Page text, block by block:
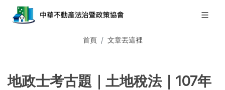
首頁 文章丟這裡
地政士考古題｜土地稅法｜107年